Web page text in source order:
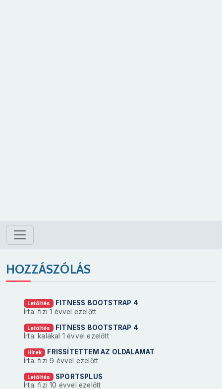
HOZZÁSZÓLÁS
Letöltés
FITNESS BOOTSTRAP 4
Írta: fizi1 évvel ezelőtt
Letöltés
FITNESS BOOTSTRAP 4
Írta: kalakal 1 évvel ezelőtt
Hírek
FRISSÍTETTEM AZ OLDALAMAT
Írta: fizi9 évvel ezelőtt
Letöltés
SPORTSPLUS
Írta: fizi10 évvel ezelőtt